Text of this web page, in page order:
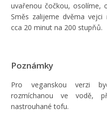
uvařenou čočkou, osolíme,
Směs zalijeme dvěma
cca 20 minut na 200 stupňů.
Poznámky
Pro veganskou verzi
rozmíchanou ve vodě,
nastrouhané tofu.